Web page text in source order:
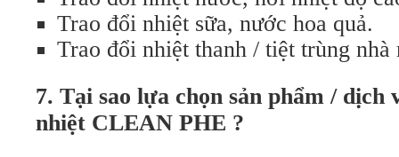
Trao đổi nhiệt sữa, nước hoa quả.
Trao đổi nhiệt thanh / tiệt trùng nhà
7. Tại sao lựa chọn sản phẩm / dịch
nhiệt CLEAN PHE ?